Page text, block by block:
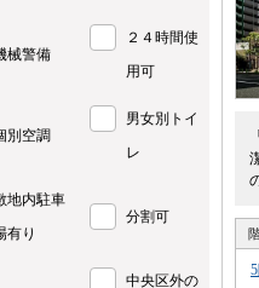
械警備
２４時間使
用可
別空調
男女別トイ
レ
地内駐車
有り
分割可
中央区外の